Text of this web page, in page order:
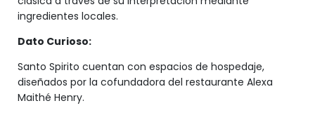
ingredientes locales.
Dato Curioso:
Santo Spirito cuentan con espacios de hospedaje,
diseñados por la cofundadora del restaurante Alexa
Maithé Henry.